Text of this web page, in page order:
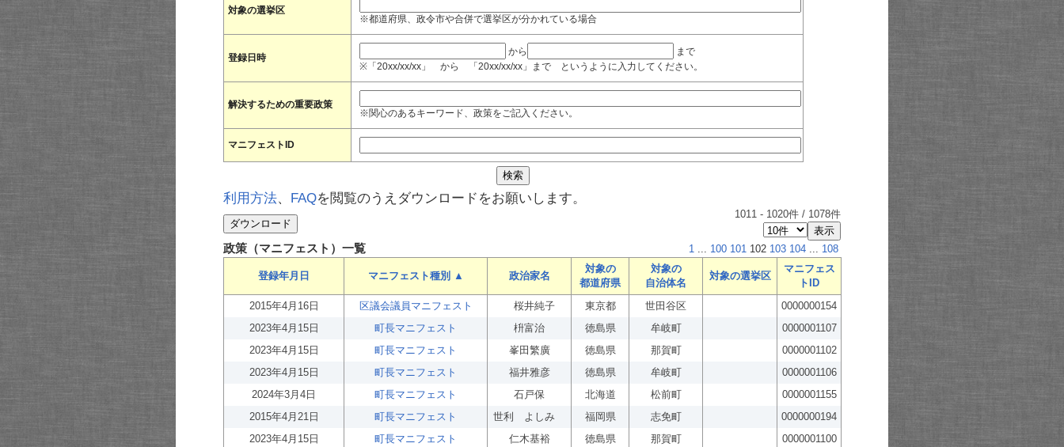
対象の選挙区
※都道府県、政令市や合併で選挙区が分かれている場合
登録日時
から
まで
※「20xx/xx/xx」 から 「20xx/xx/xx」まで というように入力してください。
解決するための重要政策
※関心のあるキーワード、政策をご記入ください。
マニフェストID
利用方法、 FAQを閲覧のうえダウンロードをお願いします。
1011 - 1020件 / 1078件
政策（マニフェスト）一覧 1 ... 100 101 102 103 104 ... 108
登録年月日 マニフェスト種別 ▲ 政治家名
対象の
都道府県
対象の
自治体名
対象の選挙区
マニフェス
トID
2015年4月16日
区議会議員マニフェスト 桜井純子 東京都 世田谷区
0000000154
2023年4月15日
町長マニフェスト 枡富治 徳島県 牟岐町
0000001107
2023年4月15日
町長マニフェスト 峯田繁廣 徳島県 那賀町
0000001102
2023年4月15日
町長マニフェスト 福井雅彦 徳島県 牟岐町
0000001106
2024年3月4日
町長マニフェスト 石戸保 北海道 松前町
0000001155
2015年4月21日
町長マニフェスト 世利 よしみ 福岡県 志免町
0000000194
2023年4月15日
町長マニフェスト 仁木基裕 徳島県 那賀町
0000001100